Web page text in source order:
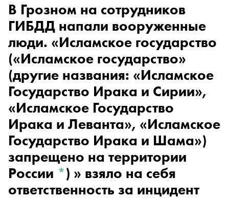
В Грозном на сотрудников
ГИБДД напали вооруженные
люди. «Исламское государство
(«Исламское государство»
(другие названия: «Исламское
Государство Ирака и Сирии»,
«Исламское Государство
Ирака и Леванта», «Исламское
Государство Ирака и Шама»)
запрещено на территории
России *) » взяло на себя
ответственность за инцидент